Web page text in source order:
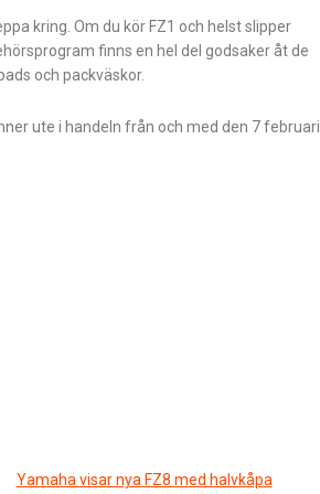
kring. Om du kör FZ1 och helst slipper
finns en hel del godsaker åt de
och packväskor.
ute i handeln från och med den 7 februari.
Yamaha visar nya FZ8 med halvkåpa